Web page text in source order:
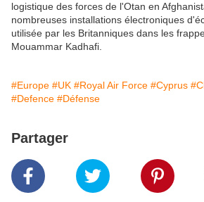
logistique des forces de l'Otan en
nombreuses installations électroniques
utilisée par les Britanniques dans les
Mouammar Kadhafi.
#Europe #UK #Royal Air Force #Cyprus
#Defence #Défense
Partager